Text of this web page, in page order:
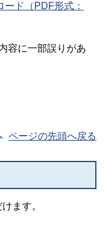
ド（PDF形式：
容に一部誤りがあ
ページの先頭へ戻る
ます。